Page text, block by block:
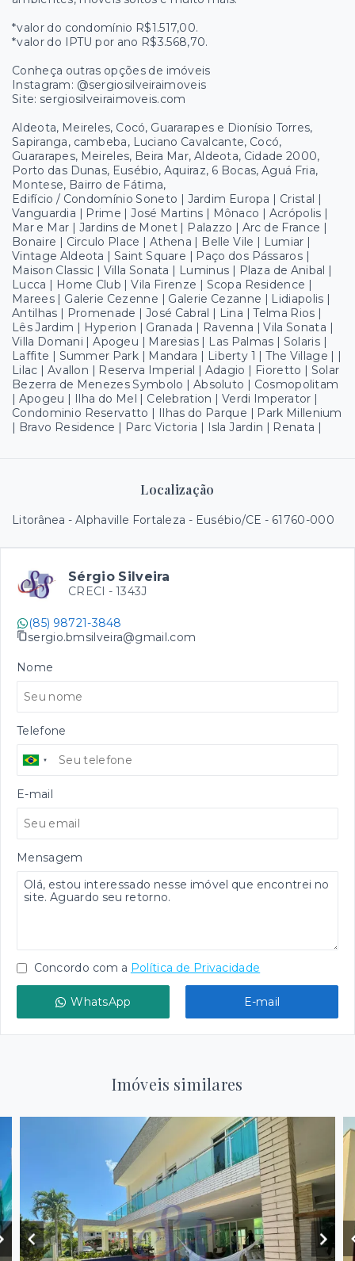
*valor do condomínio R$1.517,00.
*valor do IPTU por ano R$3.568,70.
Conheça outras opções de imóveis
Instagram: @sergiosilveiraimoveis
Site: sergiosilveiraimoveis.com
Aldeota, Meireles, Cocó, Guararapes e Dionísio Torres,
Sapiranga, cambeba, Luciano Cavalcante, Cocó,
Guararapes, Meireles, Beira Mar, Aldeota, Cidade 2000,
Porto das Dunas, Eusébio, Aquiraz, 6 Bocas, Aguá Fria,
Montese, Bairro de Fátima,
Edifício / Condomínio Soneto | Jardim Europa | Cristal |
Vanguardia | Prime | José Martins | Mônaco | Acrópolis |
Mar e Mar | Jardins de Monet | Palazzo | Arc de France |
Bonaire | Circulo Place | Athena | Belle Vile | Lumiar |
Vintage Aldeota | Saint Square | Paço dos Pássaros |
Maison Classic | Villa Sonata | Luminus | Plaza de Anibal |
Lucca | Home Club | Vila Firenze | Scopa Residence |
Marees | Galerie Cezenne | Galerie Cezanne | Lidiapolis |
Antilhas | Promenade | José Cabral | Lina | Telma Rios |
Lês Jardim | Hyperion | Granada | Ravenna | Vila Sonata |
Villa Domani | Apogeu | Maresias | Las Palmas | Solaris |
Laffite | Summer Park | Mandara | Liberty 1 | The Village | |
Lilac | Avallon | Reserva Imperial | Adagio | Fioretto | Solar
Bezerra de Menezes Symbolo | Absoluto | Cosmopolitam
| Apogeu | Ilha do Mel | Celebration | Verdi Imperator |
Condominio Reservatto | Ilhas do Parque | Park Millenium
| Bravo Residence | Parc Victoria | Isla Jardin | Renata |
Localização
Litorânea - Alphaville Fortaleza - Eusébio/CE - 61760-000
Sérgio Silveira
CRECI - 1343J
(85) 98721-3848
sergio.bmsilveira@gmail.com
Nome
Telefone
E-mail
Mensagem
Concordo com a Política de Privacidade
WhatsApp E-mail
Imóveis similares